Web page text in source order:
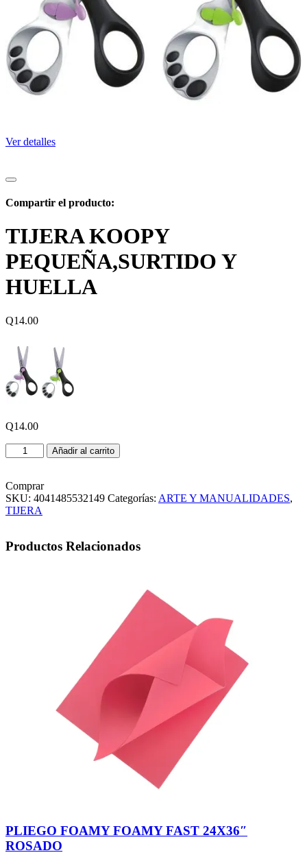
Ver detalles
Compartir el producto:
TIJERA KOOPY
PEQUEÑA,SURTIDO Y
HUELLA
Q14.00
Q14.00
TIJERA
KOOPY
Y
HUELLA
cantidad
Añadir al carrito
Comprar
SKU: 4041485532149 Categorías: ARTE Y MANUALIDADES,
TIJERA
Productos Relacionados
PLIEGO FOAMY FOAMY FAST 24X36″
ROSADO